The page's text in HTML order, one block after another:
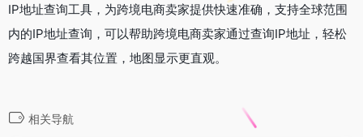
IP地址查询工具，为跨境电商卖家提供快速准确，支持全球范围
内的IP地址查询，可以帮助跨境电商卖家通过查询IP地址，轻松
跨越国界查看其位置，地图显示更直观。
相关导航